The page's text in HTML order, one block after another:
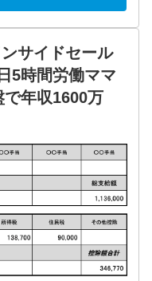
サイドセール
5時間労働ママ
で年収1600万